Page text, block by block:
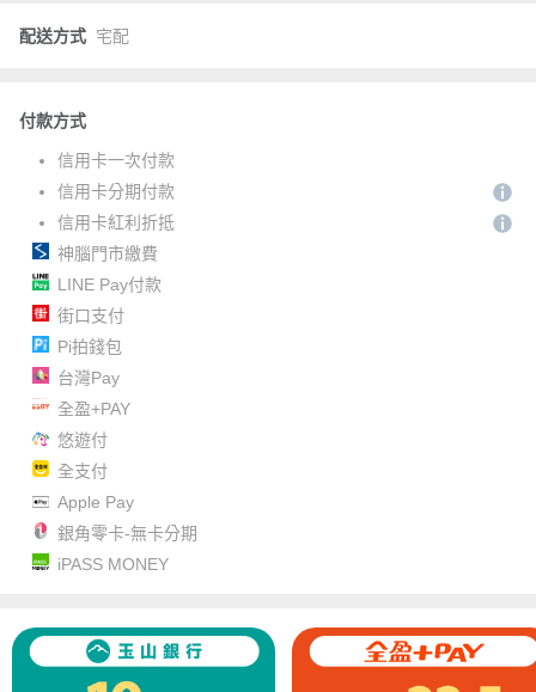
配送方式 宅配
付款方式
信用卡一次付款
信用卡分期付款
信用卡紅利折抵
神腦門市繳費
LINE Pay付款
街口支付
Pi拍錢包
台灣Pay
全盈+PAY
悠遊付
全支付
Apple Pay
銀角零卡-無卡分期
iPASS MONEY